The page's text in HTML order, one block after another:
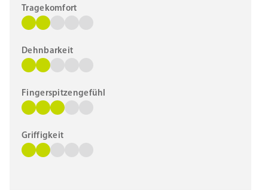
Tragekomfort
Dehnbarkeit
Fingerspitzengefühl
Griffigkeit